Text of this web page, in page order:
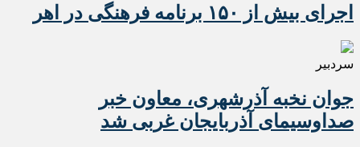
اجرای بیش از ۱۵۰ برنامه فرهنگی در اهر
سردبیر
جوان نخبه آذرشهری، معاون خبر
صداوسیمای آذربایجان غربی شد